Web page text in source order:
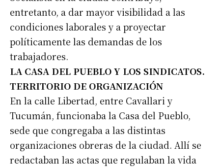
entretanto, a dar mayor visibilidad a las
condiciones laborales y a proyectar
políticamente las demandas de los
trabajadores.
LA CASA DEL PUEBLO Y LOS SINDICATOS.
TERRITORIO DE ORGANIZACIÓN
En la calle Libertad, entre Cavallari y
Tucumán, funcionaba la Casa del Pueblo,
sede que congregaba a las distintas
organizaciones obreras de la ciudad. Allí se
redactaban las actas que regulaban la vida